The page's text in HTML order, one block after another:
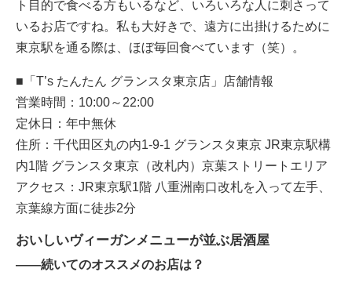
ト目的で食べる方もいるなど、いろいろな人に刺さって
いるお店ですね。私も大好きで、遠方に出掛けるために
東京駅を通る際は、ほぼ毎回食べています（笑）。
■「T’s たんたん グランスタ東京店」店舗情報
営業時間：10:00～22:00
定休日：年中無休
住所：千代田区丸の内1-9-1 グランスタ東京 JR東京駅構
内1階 グランスタ東京（改札内）京葉ストリートエリア
アクセス：JR東京駅1階 八重洲南口改札を入って左手、
京葉線方面に徒歩2分
おいしいヴィーガンメニューが並ぶ居酒屋
――続いてのオススメのお店は？